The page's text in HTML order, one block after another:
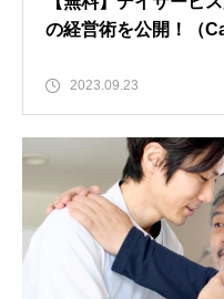
の経営術を公開！（
2023.09.23